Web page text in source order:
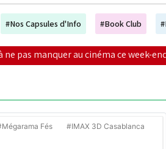
#Nos Capsules d'Info #Book Club
cinéma ce week-end |
Fés #IMAX 3D Casablanca